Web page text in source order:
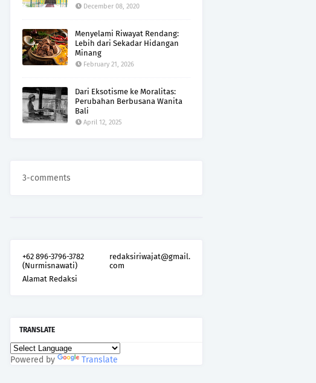
December 08, 2020
Menyelami Riwayat Rendang:
Lebih dari Sekadar Hidangan
Minang
February 21, 2026
Dari Eksotisme ke Moralitas:
Perubahan Berbusana Wanita
Bali
April 12, 2025
3-comments
+62 896-3796-3782
(Nurmisnawati)
redaksiriwajat@gmail.
com
Alamat Redaksi
TRANSLATE
Powered by Translate